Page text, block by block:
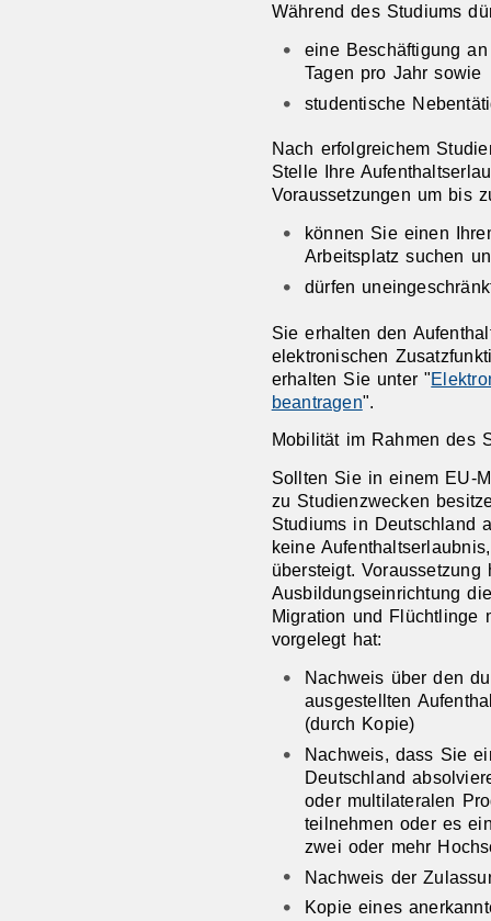
Während des Studiums
eine Beschäftigung
Tagen pro Jahr sowie
studentische
Nach erfolgreichem
Stelle Ihre
Voraussetzungen um bis
können Sie einen
Arbeitsplatz suchen
dürfen
Sie erhalten den
elektronischen
erhalten Sie unter "
beantragen".
Mobilität im Rahmen des
Sollten Sie in einem EU-
zu Studienzwecken
Studiums in Deutschland
keine
übersteigt.
Ausbildungseinrichtung
Migration und Flüchtlinge
vorgelegt hat:
Nachweis über den
ausgestellten
(durch Kopie)
Nachweis, dass Sie
Deutschland
oder multilateralen
teilnehmen oder es
zwei oder mehr
Nachweis der
Kopie eines